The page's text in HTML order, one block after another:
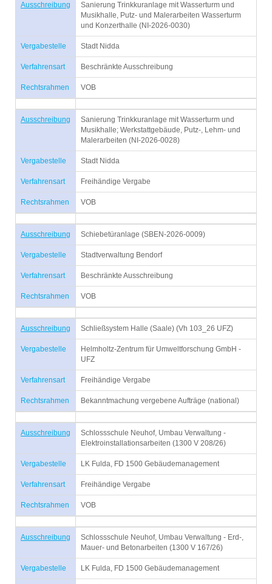
Ausschreibung
Sanierung Trinkkuranlage mit Wasserturm und
Musikhalle, Putz- und Malerarbeiten Wasserturm
und Konzerthalle (NI-2026-0030)
Vergabestelle Stadt Nidda
Verfahrensart Beschränkte Ausschreibung
Rechtsrahmen VOB
Ausschreibung
Sanierung Trinkkuranlage mit Wasserturm und
Musikhalle; Werkstattgebäude, Putz-, Lehm- und
Malerarbeiten (NI-2026-0028)
Vergabestelle Stadt Nidda
Verfahrensart Freihändige Vergabe
Rechtsrahmen VOB
Ausschreibung Schiebetüranlage (SBEN-2026-0009)
Vergabestelle Stadtverwaltung Bendorf
Verfahrensart Beschränkte Ausschreibung
Rechtsrahmen VOB
Ausschreibung Schließsystem Halle (Saale) (Vh 103_26 UFZ)
Vergabestelle
Helmholtz-Zentrum für Umweltforschung GmbH -
UFZ
Verfahrensart Freihändige Vergabe
Rechtsrahmen Bekanntmachung vergebene Aufträge (national)
Ausschreibung
Schlossschule Neuhof, Umbau Verwaltung -
Elektroinstallationsarbeiten (1300 V 208/26)
Vergabestelle LK Fulda, FD 1500 Gebäudemanagement
Verfahrensart Freihändige Vergabe
Rechtsrahmen VOB
Ausschreibung
Schlossschule Neuhof, Umbau Verwaltung - Erd-,
Mauer- und Betonarbeiten (1300 V 167/26)
Vergabestelle LK Fulda, FD 1500 Gebäudemanagement